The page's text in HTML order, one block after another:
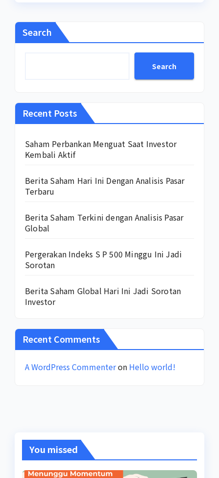
Search
Search
Recent Posts
Saham Perbankan Menguat Saat Investor
Kembali Aktif
Berita Saham Hari Ini Dengan Analisis Pasar
Terbaru
Berita Saham Terkini dengan Analisis Pasar
Global
Pergerakan Indeks S P 500 Minggu Ini Jadi
Sorotan
Berita Saham Global Hari Ini Jadi Sorotan
Investor
Recent Comments
A WordPress Commenteron Hello world!
You missed